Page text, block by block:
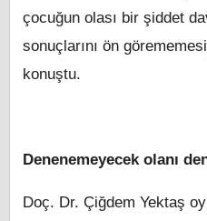
çocuğun olası bir şiddet
sonuçlarını ön
konuştu.
Denenemeyecek olanı
Doç. Dr. Çiğdem Yektaş